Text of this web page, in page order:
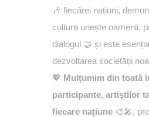
🎶 fiecărei națiuni,
cultura unește oamenii,
dialogul 🤝 și este
dezvoltarea societății
💖 Mulțumim din toată
participante, artiștilor
fiecare națiune 🎨🎤,